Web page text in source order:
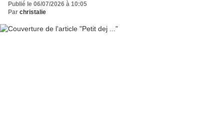
Publié le 06/07/2026 à 10:05
Par christalie